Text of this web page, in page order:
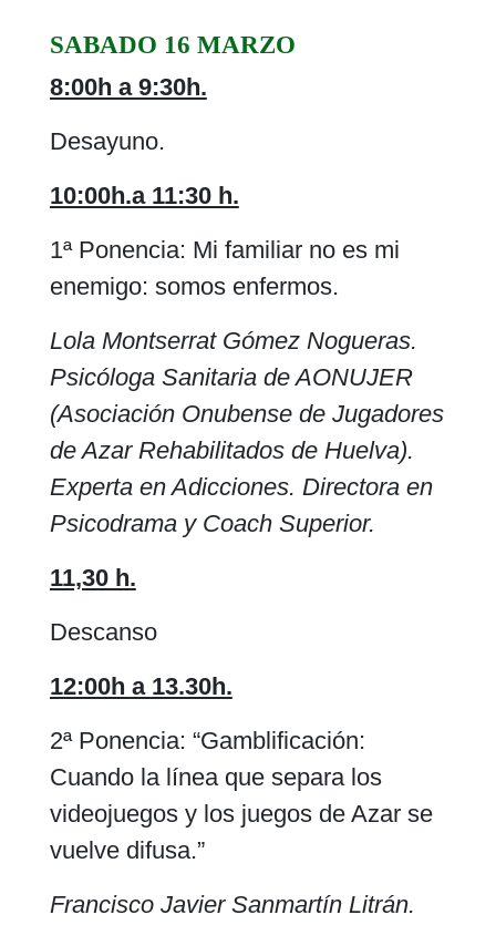
SABADO 16 MARZO
8:00h a 9:30h.
Desayuno.
10:00h.a 11:30 h.
1ª Ponencia: Mi familiar no es mi
enemigo: somos enfermos.
Lola Montserrat Gómez Nogueras.
Psicóloga Sanitaria de AONUJER
(Asociación Onubense de Jugadores
de Azar Rehabilitados de Huelva).
Experta en Adicciones. Directora en
Psicodrama y Coach Superior.
11,30 h.
Descanso
12:00h a 13.30h.
2ª Ponencia: “Gamblificación:
Cuando la línea que separa los
videojuegos y los juegos de Azar se
vuelve difusa.”
Francisco Javier Sanmartín Litrán.